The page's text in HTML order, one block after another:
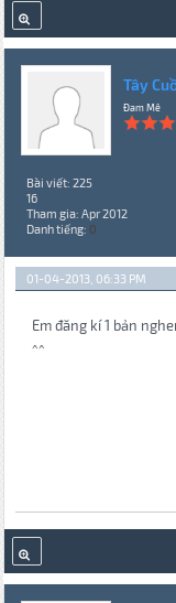
Tây
Đam Mê
Bài viết: 225
16
Tham gia: Apr 2012
Danh tiếng: 0
01-04-2013, 06:33 PM
Em đăng kí 1 bản
^^